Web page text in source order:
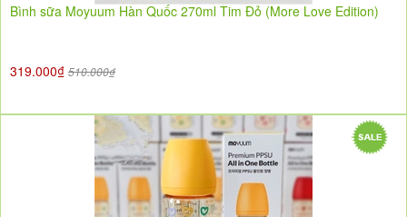
Bình sữa Moyuum Hàn Quốc 270ml Tim Đỏ (More Love Edition)
319.000₫ 510.000₫